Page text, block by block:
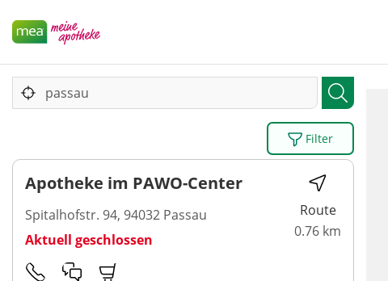
Filter
Apotheke im PAWO-Center
Spitalhofstr. 94, 94032 Passau
Aktuell geschlossen
Route
0.76 km